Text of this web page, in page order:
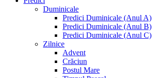
Duminicale
Predici Duminicale (Anul A)
Predici Duminicale (Anul B)
Predici Duminicale (Anul C)
Zilnice
Advent
Crăciun
Postul Mare